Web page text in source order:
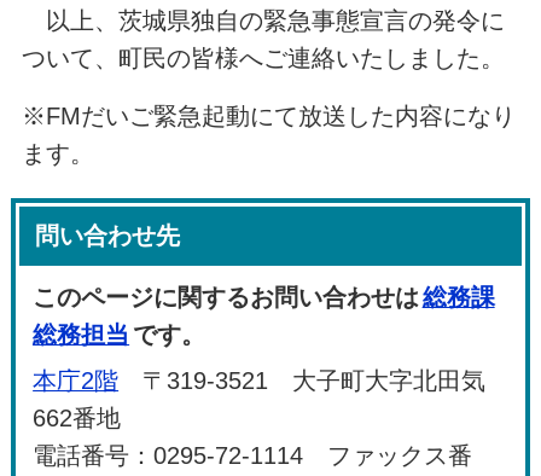
以上、茨城県独自の緊急事態宣言の発令に
ついて、町民の皆様へご連絡いたしました。
※FMだいご緊急起動にて放送した内容になり
ます。
問い合わせ先
このページに関するお問い合わせは総務課
総務担当 です。
本庁2階 〒319-3521 大子町大字北田気
662番地
電話番号：0295-72-1114 ファックス番